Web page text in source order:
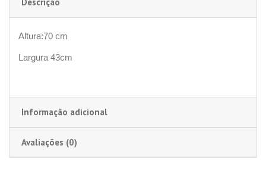
Altura:70 cm
Largura 43cm
Informação adicional
Avaliações (0)